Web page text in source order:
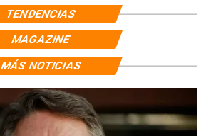
TENDENCIAS
MAGAZINE
MÁS NOTICIAS